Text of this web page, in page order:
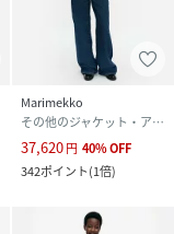
Marimekko
その他のジャケット・アウター
37,620円 40%OFF
342ポイント(1倍)